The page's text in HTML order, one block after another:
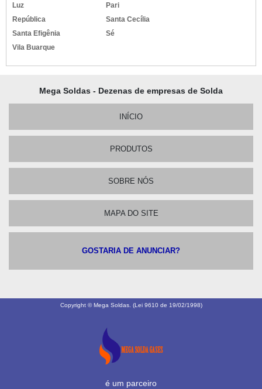
Luz
Pari
República
Santa Cecília
Santa Efigênia
Sé
Vila Buarque
Mega Soldas - Dezenas de empresas de Solda
INÍCIO
PRODUTOS
SOBRE NÓS
MAPA DO SITE
GOSTARIA DE ANUNCIAR?
Copyright © Mega Soldas. (Lei 9610 de 19/02/1998)
é um parceiro